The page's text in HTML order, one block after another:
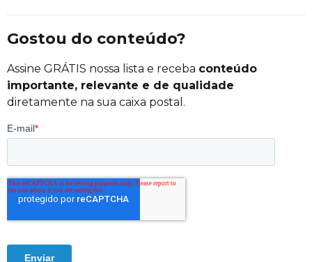
Gostou do conteúdo?
Assine GRÁTIS nossa lista e receba conteúdo
importante, relevante e de qualidade
diretamente na sua caixa postal.